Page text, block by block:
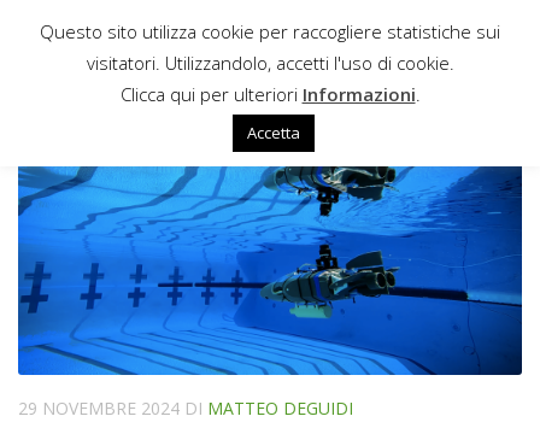
Sotto il contenuto
ESPLORAZIONE
29 NOVEMBRE 2024 DI MATTEO DEGUIDI
Questo sito utilizza cookie per raccogliere statistiche sui
visitatori. Utilizzandolo, accetti l'uso di cookie.
Clicca qui per ulteriori Informazioni
Accetta